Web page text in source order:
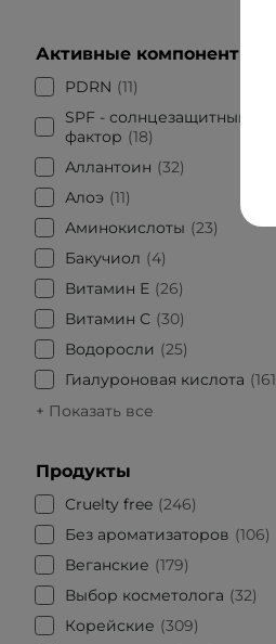
Активные компоненты
PDRN
11
SPF - солнцезащитный
фактор
18
Аллантоин
32
Алоэ 11
Аминокислоты
23
Бакучиол
4
Витамин Е 26
Витамин С 30
Водоросли
25
Гиалуроновая кислота
161
+ Показать все
Продукты
Cruelty free 246
Без ароматизаторов
106
Веганские
179
Выбор косметолога
32
Корейские
309